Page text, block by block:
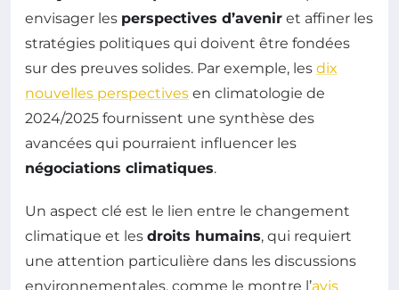
envisager les perspectives d’avenir et affiner les
stratégies politiques qui doivent être fondées
sur des preuves solides. Par exemple, les dix
nouvelles perspectives en climatologie de
2024/2025 fournissent une synthèse des
avancées qui pourraient influencer les
négociations climatiques.
Un aspect clé est le lien entre le changement
climatique et les droits humains, qui requiert
une attention particulière dans les discussions
environnementales, comme le montre l’avis